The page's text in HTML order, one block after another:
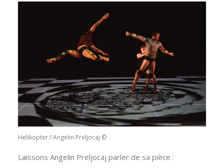
Helikopter / Angelin Preljocaj ©
Laissons Angelin Preljocaj parler de sa pièce :